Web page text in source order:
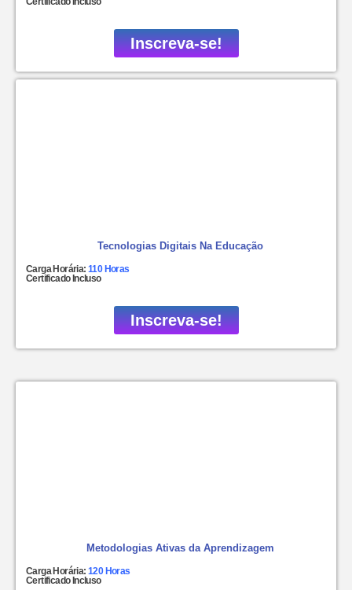
Inscreva-se!
Tecnologias Digitais Na Educação
Carga Horária: 110 Horas
Certificado Incluso
Inscreva-se!
Metodologias Ativas da Aprendizagem
Carga Horária:120 Horas
Certificado Incluso